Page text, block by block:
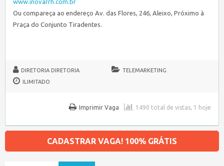
www.inovarrh.com.br
Ou compareça ao endereço Av. das Flores, 246, Aleixo, Próximo à
Praça do Conjunto Tiradentes.
DIRETORIA DIRETORIA
TELEMARKETING
ILIMITADO
1490 total de vistas, 1 hoje
Imprimir Vaga
CADASTRAR VAGA! 100% GRÁTIS